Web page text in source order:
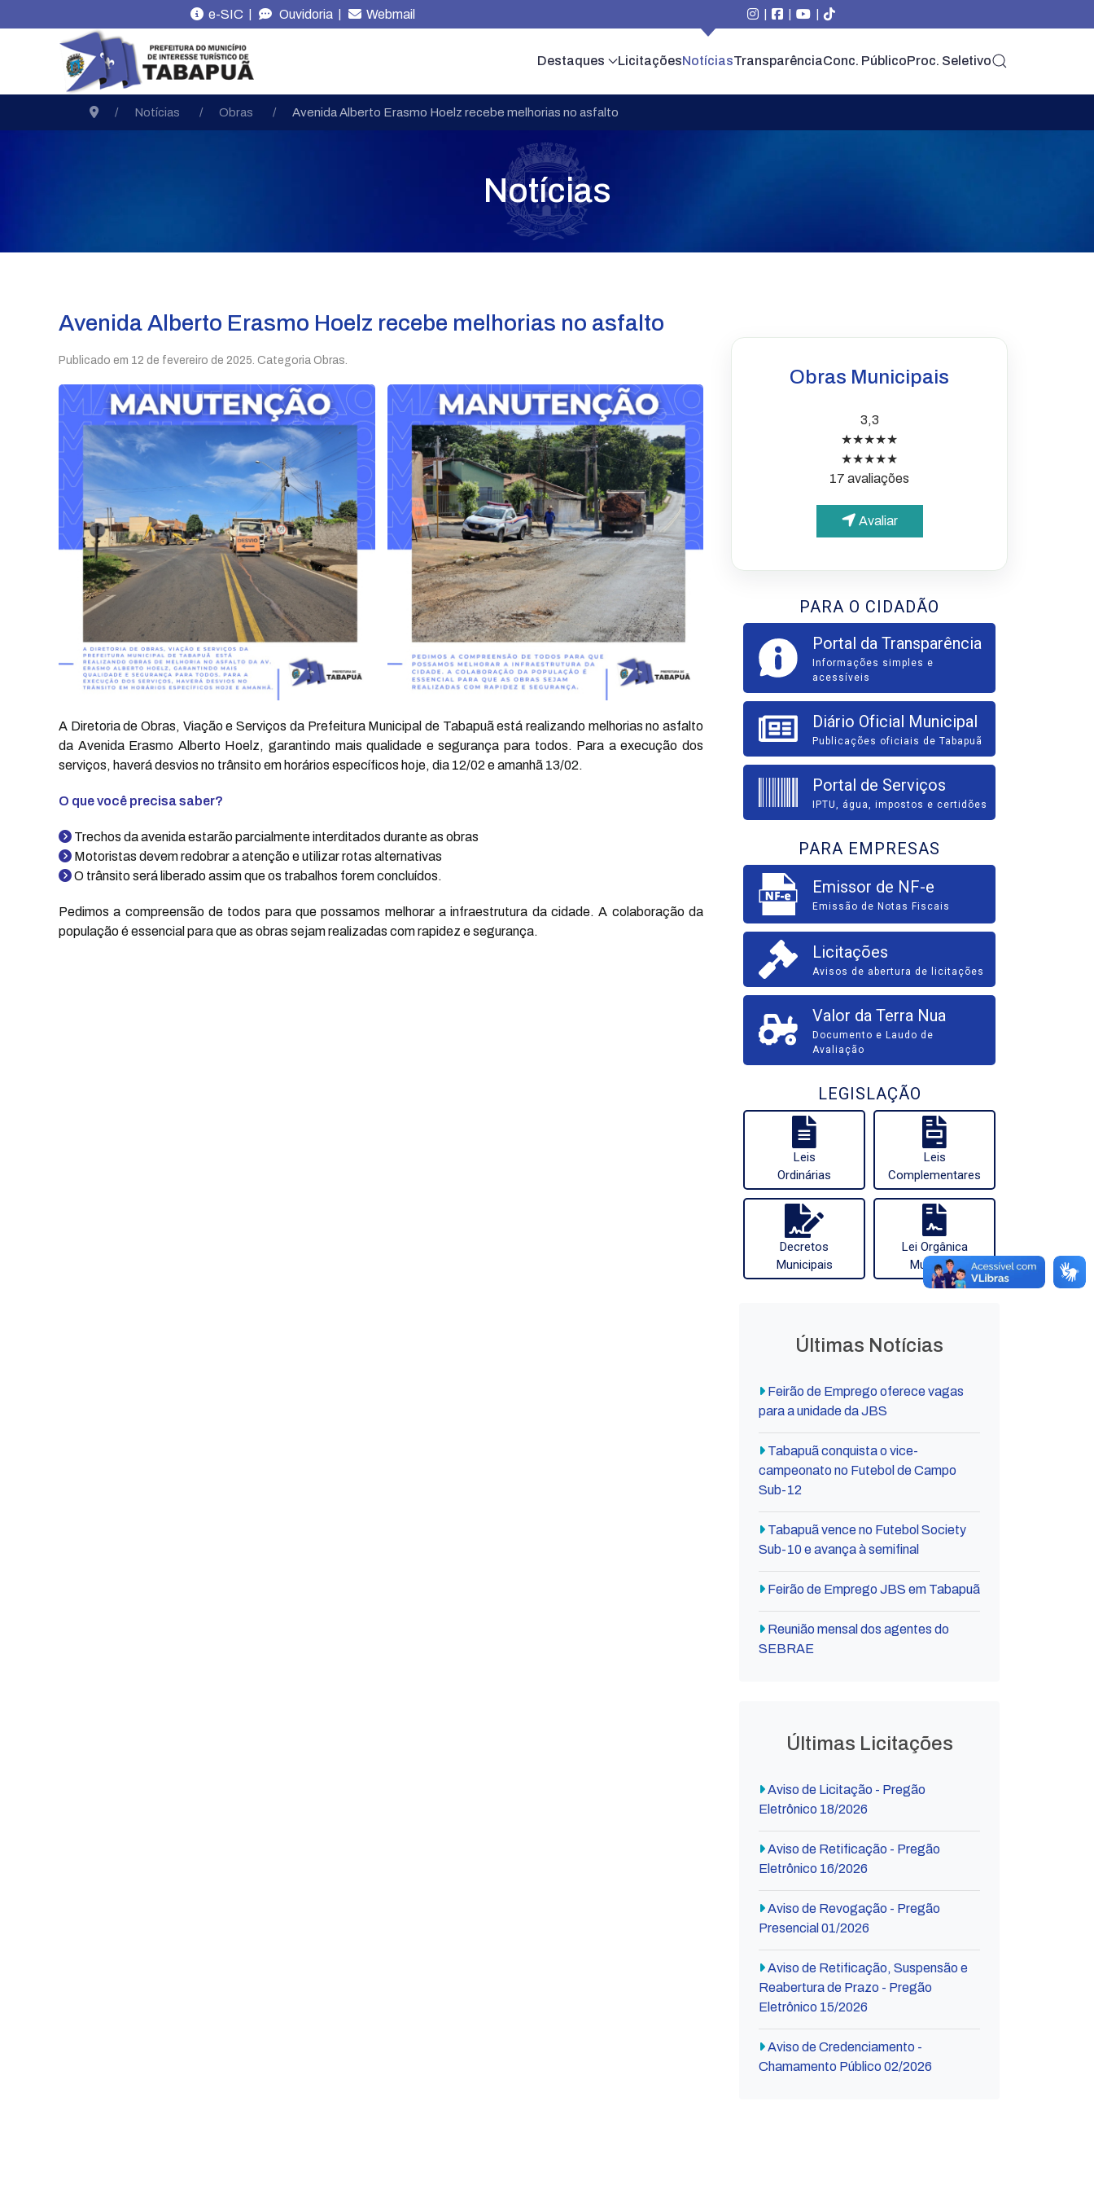
e-SIC | Ouvidoria | Webmail | | |
Destaques LicitaçõesNotíciasTransparênciaConc. PúblicoProc. Seletivo
Notícias Obras Avenida Alberto Erasmo Hoelz recebe melhorias no asfalto
Notícias
Avenida Alberto Erasmo Hoelz recebe melhorias no asfalto
Publicado em 12 de fevereiro de 2025 . Categoria Obras.
A Diretoria de Obras, Viação e Serviços da Prefeitura Municipal de Tabapuã está realizando melhorias no asfalto
da Avenida Erasmo Alberto Hoelz, garantindo mais qualidade e segurança para todos. Para a execução dos
serviços, haverá desvios no trânsito em horários específicos hoje, dia 12/02 e amanhã 13/02.
O que você precisa saber?
Trechos da avenida estarão parcialmente interditados durante as obras
Motoristas devem redobrar a atenção e utilizar rotas alternativas
O trânsito será liberado assim que os trabalhos forem concluídos.
Pedimos a compreensão de todos para que possamos melhorar a infraestrutura da cidade. A colaboração da
população é essencial para que as obras sejam realizadas com rapidez e segurança.
Obras Municipais
3,3
★★★★★
★★★★★
17 avaliações
Avaliar
PARA O CIDADÃO
Portal da Transparência
Informações simples e
acessíveis
Diário Oficial Municipal
Publicações oficiais de Tabapuã
Portal de Serviços
IPTU, água, impostos e certidões
PARA EMPRESAS
Emissor de NF-e
Emissão de Notas Fiscais
Licitações
Avisos de abertura de licitações
Valor da Terra Nua
Documento e Laudo de
Avaliação
LEGISLAÇÃO
Leis
Ordinárias
Leis
Complementares
Decretos
Municipais
Lei Orgânica
Municipal
Últimas Notícias
Feirão de Emprego oferece vagas
para a unidade da JBS
Tabapuã conquista o vice-
campeonato no Futebol de Campo
Sub-12
Tabapuã vence no Futebol Society
Sub-10 e avança à semifinal
Feirão de Emprego JBS em Tabapuã
Reunião mensal dos agentes do
SEBRAE
Últimas Licitações
Aviso de Licitação - Pregão
Eletrônico 18/2026
Aviso de Retificação - Pregão
Eletrônico 16/2026
Aviso de Revogação - Pregão
Presencial 01/2026
Aviso de Retificação, Suspensão e
Reabertura de Prazo - Pregão
Eletrônico 15/2026
Aviso de Credenciamento -
Chamamento Público 02/2026